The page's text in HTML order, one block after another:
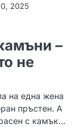
2025
–
не
на една жена
пръстен. А
с камък…